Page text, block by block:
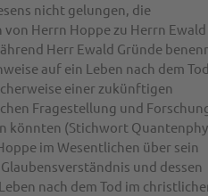
nicht gelungen, die
von Herrn Hoppe zu Herrn Ewald
Herr Ewald Gründe
auf ein Leben nach dem
einer zukünftigen
Fragestellung und
könnten (Stichwort
im Wesentlichen über sein
und dessen
nach dem Tod im